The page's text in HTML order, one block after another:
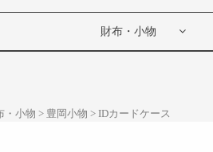
財布・小物
・小物 豊岡小物 IDカードケース